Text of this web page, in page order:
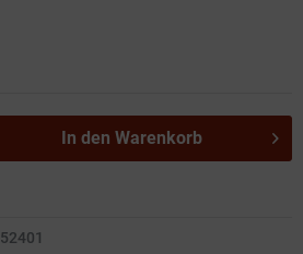
In den Warenkorb
52401